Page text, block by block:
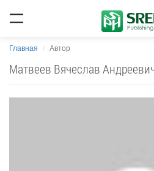
Главная Автор
Матвеев Вячеслав